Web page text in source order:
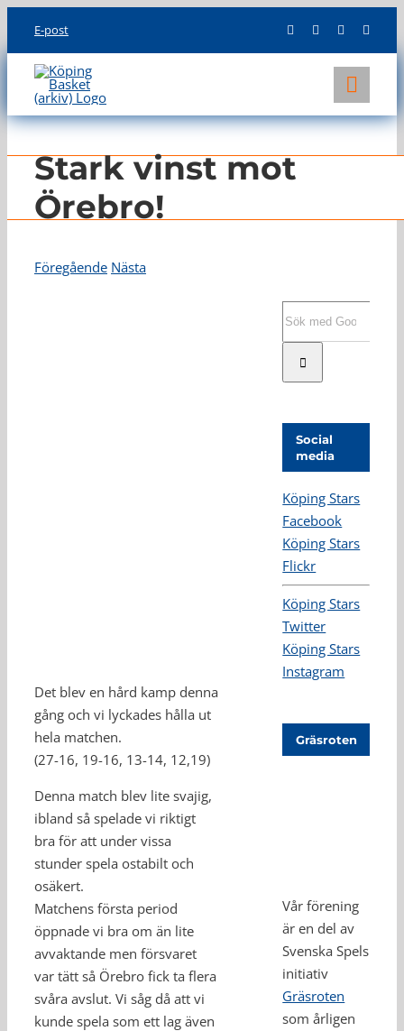
content
E-post
KLUBBEN
LAG
INFO
Stark vinst mot
Örebro!
Föregående Nästa
Det blev en hård kamp denna
gång och vi lyckades hålla ut
hela matchen.
(27-16, 19-16, 13-14, 12,19)
Denna match blev lite svajig,
ibland så spelade vi riktigt
bra för att under vissa
stunder spela ostabilt och
osäkert.
Matchens första period
öppnade vi bra om än lite
avvaktande men försvaret
var tätt så Örebro fick ta flera
svåra avslut. Vi såg då att vi
kunde spela som ett lag även
Social
media
Köping Stars
Facebook
Köping Stars
Flickr
Köping Stars
Twitter
Köping Stars
Instagram
Gräsroten
Vår förening
är en del av
Svenska Spels
initiativ
Gräsroten
som årligen